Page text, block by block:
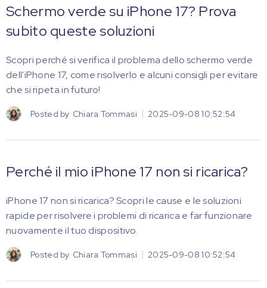
Schermo verde su iPhone 17? Prova
subito queste soluzioni
Scopri perché si verifica il problema dello schermo verde
dell'iPhone 17, come risolverlo e alcuni consigli per evitare
che si ripeta in futuro!
Posted by Chiara Tommasi 2025-09-08 10:52:54
Perché il mio iPhone 17 non si ricarica?
iPhone 17 non si ricarica? Scopri le cause e le soluzioni
rapide per risolvere i problemi di ricarica e far funzionare
nuovamente il tuo dispositivo.
Posted by Chiara Tommasi 2025-09-08 10:52:54